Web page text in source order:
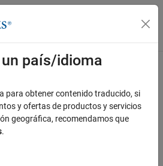
menú de navegación
was this information?
país/idioma
para obtener contenido traducido, si
y ofertas de productos y servicios
geográfica, recomendamos que
.